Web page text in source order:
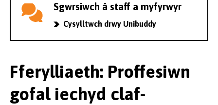
Sgwrsiwch â staff a myfyrwyr
Cysylltwch drwy Unibuddy
Fferylliaeth: Proffesiwn
gofal iechyd claf-